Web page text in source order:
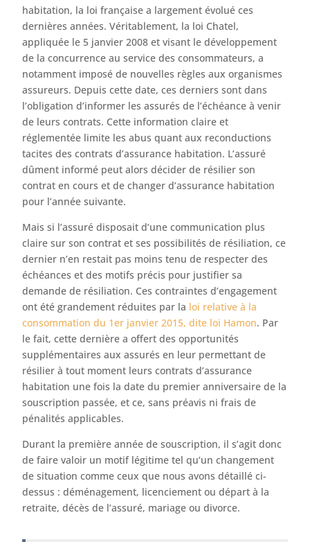
habitation, la loi française a largement évolué ces
dernières années. Véritablement, la loi Chatel,
appliquée le 5 janvier 2008 et visant le développement
de la concurrence au service des consommateurs, a
notamment imposé de nouvelles règles aux organismes
assureurs. Depuis cette date, ces derniers sont dans
l’obligation d’informer les assurés de l’échéance à venir
de leurs contrats. Cette information claire et
réglementée limite les abus quant aux reconductions
tacites des contrats d’assurance habitation. L’assuré
dûment informé peut alors décider de résilier son
contrat en cours et de changer d’assurance habitation
pour l’année suivante.
Mais si l’assuré disposait d’une communication plus
claire sur son contrat et ses possibilités de résiliation, ce
dernier n’en restait pas moins tenu de respecter des
échéances et des motifs précis pour justifier sa
demande de résiliation. Ces contraintes d’engagement
ont été grandement réduites par la loi relative à la
consommation du 1er janvier 2015, dite loi Hamon. Par
le fait, cette dernière a offert des opportunités
supplémentaires aux assurés en leur permettant de
résilier à tout moment leurs contrats d’assurance
habitation une fois la date du premier anniversaire de la
souscription passée, et ce, sans préavis ni frais de
pénalités applicables.
Durant la première année de souscription, il s’agit donc
de faire valoir un motif légitime tel qu’un changement
de situation comme ceux que nous avons détaillé ci-
dessus : déménagement, licenciement ou départ à la
retraite, décès de l’assuré, mariage ou divorce.